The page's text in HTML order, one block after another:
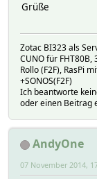
Grüße
Zotac BI323 als
CUNO für FHT80B,
Rollo (F2F), RasPi
+SONOS(F2F)
Ich beantworte
oder einen Beitrag
AndyOne
07 November 2014,